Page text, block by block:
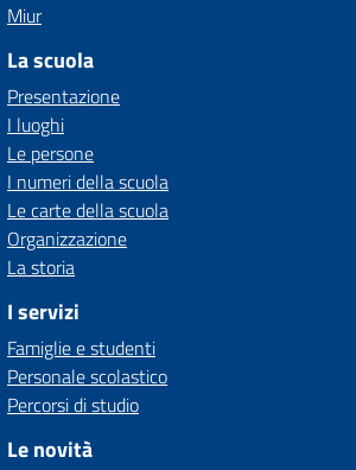
Miur
La scuola
Presentazione
I luoghi
Le persone
I numeri della scuola
Le carte della scuola
Organizzazione
La storia
I servizi
Famiglie e studenti
Personale scolastico
Percorsi di studio
Le novità